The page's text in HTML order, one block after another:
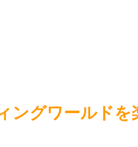
ングワールドを